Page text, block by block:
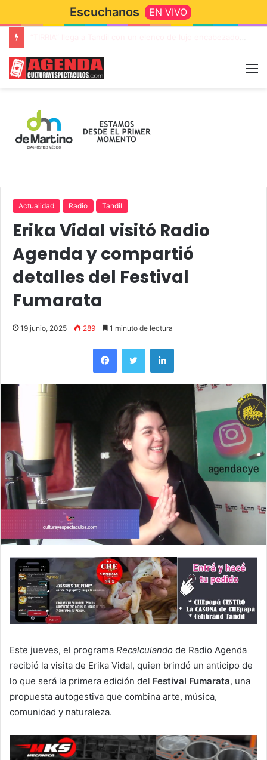
Escuchanos EN VIVO
Actualidad Radio Tandil
Erika Vidal visitó Radio
Agenda y compartió
detalles del Festival
Fumarata
19 junio, 2025 289 1 minuto de lectura
Este jueves, el programa Recalculando de Radio Agenda
recibió la visita de Erika Vidal, quien brindó un anticipo de
lo que será la primera edición del Festival Fumarata, una
propuesta autogestiva que combina arte, música,
comunidad y naturaleza.